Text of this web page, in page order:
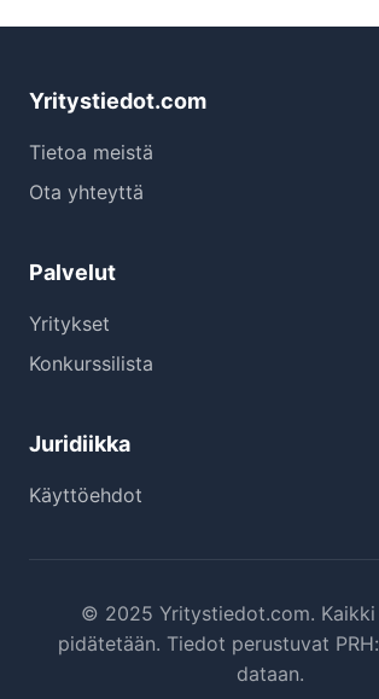
Yritystiedot.com
Tietoa meistä
Ota yhteyttä
Palvelut
Yritykset
Konkurssilista
Juridiikka
Käyttöehdot
© 2025 Yritystiedot.com.
pidätetään. Tiedot perustuvat
dataan.